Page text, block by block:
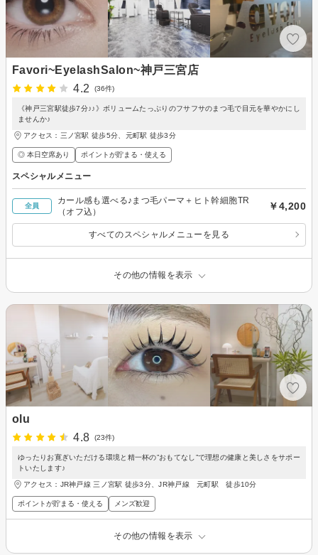
Favori~EyelashSalon~神戸三宮店
4.2
(36件)
《神戸三宮駅徒歩7分♪♪》ボリュームたっぷりのフサフサのまつ毛で目元を華やかにし
ませんか♪
アクセス：三ノ宮駅 徒歩5分、元町駅 徒歩3分
◎ 本日空席あり ポイントが貯まる・使える
スペシャルメニュー
全員
カール感も選べる♪まつ毛パーマ＋ヒト幹細胞TR
（オフ込）
￥4,200
すべてのスペシャルメニューを見る
その他の情報を表示
olu
4.8
(23件)
ゆったりお寛ぎいただける環境と精一杯の”おもてなし”で理想の健康と美しさをサポー
トいたします♪
アクセス：JR神戸線 三ノ宮駅 徒歩3分、JR神戸線 元町駅 徒歩10分
ポイントが貯まる・使える メンズ歓迎
その他の情報を表示